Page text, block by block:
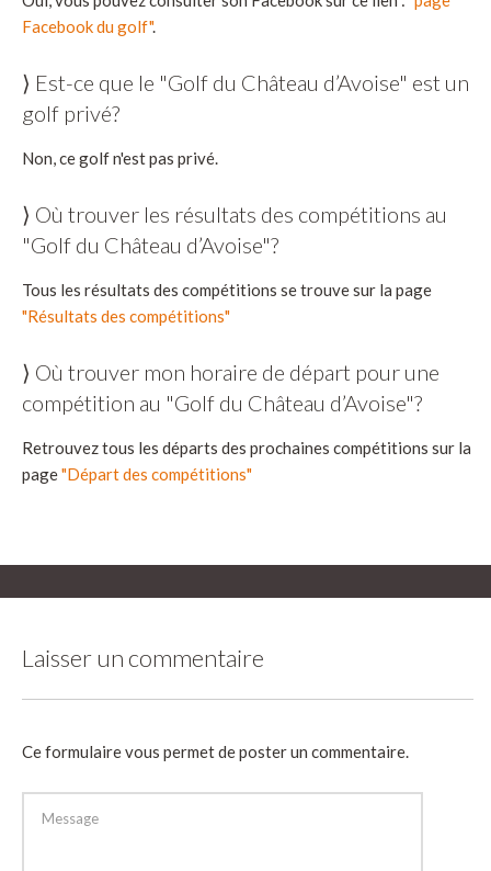
Facebook du golf".
⟩ Est-ce que le "Golf du Château d’Avoise" est un
golf privé?
Non, ce golf n'est pas privé.
⟩ Où trouver les résultats des compétitions au
"Golf du Château d’Avoise"?
Tous les résultats des compétitions se trouve sur la page
"Résultats des compétitions"
⟩ Où trouver mon horaire de départ pour une
compétition au "Golf du Château d’Avoise"?
Retrouvez tous les départs des prochaines compétitions sur la
page"Départ des compétitions"
Laisser un commentaire
Ce formulaire vous permet de poster un commentaire.